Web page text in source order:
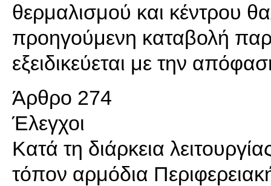
θερμαλισμού και κέντρου
προηγούμενη καταβολή
εξειδικεύεται με την
Άρθρο 274
Έλεγχοι
Κατά τη διάρκεια
τόπον αρμόδια